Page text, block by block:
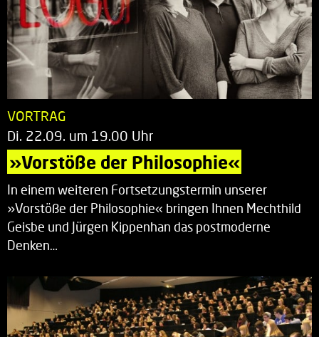
VORTRAG
Di. 22.09. um 19.00 Uhr
»Vorstöße der Philosophie«
In einem weiteren Fortsetzungstermin unserer
»Vorstöße der Philosophie« bringen Ihnen Mechthild
Geisbe und Jürgen Kippenhan das postmoderne
Denken…